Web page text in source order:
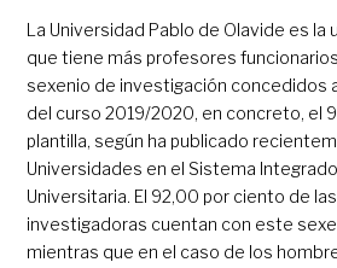
La Universidad Pablo de Olavide es la
que tiene más profesores
sexenio de investigación concedidos
del curso 2019/2020, en concreto, el
plantilla, según ha publicado
Universidades en el Sistema
Universitaria. El 92,00 por ciento de
investigadoras cuentan con este
mientras que en el caso de los